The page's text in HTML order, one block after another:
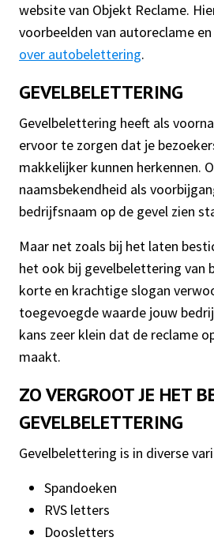
website van Objekt Reclame.
voorbeelden van autoreclame
over autobelettering.
GEVELBELETTERING
Gevelbelettering heeft als
ervoor te zorgen dat je
makkelijker kunnen herkennen.
naamsbekendheid als
bedrijfsnaam op de gevel zien
Maar net zoals bij het laten
het ook bij gevelbelettering van
korte en krachtige slogan
toegevoegde waarde jouw
kans zeer klein dat de reclame
maakt.
ZO VERGROOT JE HET
GEVELBELETTERING
Gevelbelettering is in diverse
Spandoeken
RVS letters
Doosletters